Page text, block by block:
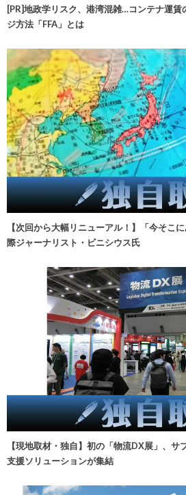
[PR]地政学リスク、港湾混雑…コンテナ運賃
ジ方法「FFA」とは
【次回から大幅リニューアル！】「今そこ
際ジャーナリスト・ビニシウス氏
【現地取材・独自】初の「物流DX展」、
支援ソリューションが集結